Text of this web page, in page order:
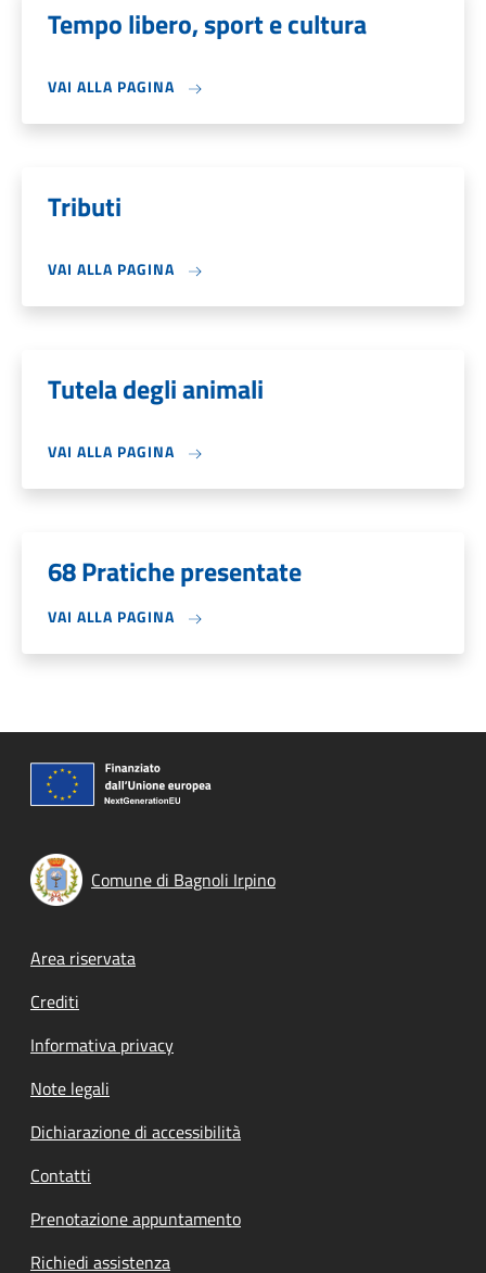
Tempo libero, sport e cultura
VAI ALLA PAGINA
Tributi
VAI ALLA PAGINA
Tutela degli animali
VAI ALLA PAGINA
68 Pratiche presentate
VAI ALLA PAGINA
Comune di Bagnoli Irpino
Footer menu
Area riservata
Crediti
Informativa privacy
Note legali
Dichiarazione di accessibilità
Contatti
Prenotazione appuntamento
Richiedi assistenza